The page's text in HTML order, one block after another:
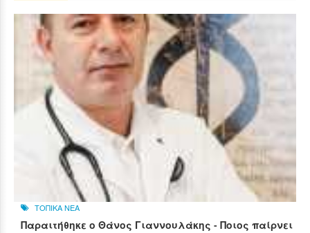
ΤΟΠΙΚΑ ΝΕΑ
Παραιτήθηκε ο Θάνος Γιαννουλάκης - Ποιος παίρνει